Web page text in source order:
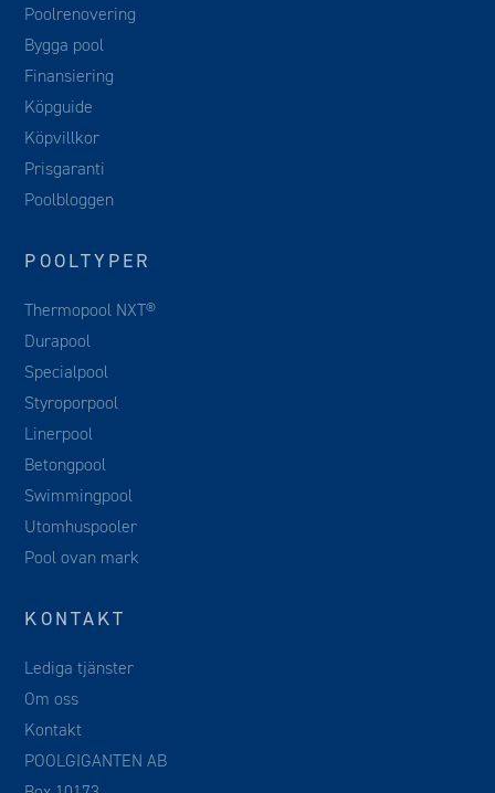
Poolrenovering
Bygga pool
Finansiering
Köpguide
Köpvillkor
Prisgaranti
Poolbloggen
POOLTYPER
Thermopool NXT®
Durapool
Specialpool
Styroporpool
Linerpool
Betongpool
Swimmingpool
Utomhuspooler
Pool ovan mark
KONTAKT
Lediga tjänster
Om oss
Kontakt
POOLGIGANTEN AB